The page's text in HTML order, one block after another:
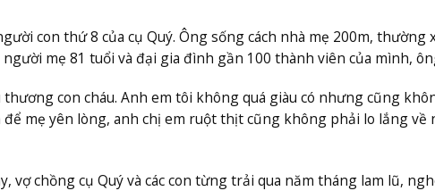
con thứ 8 của cụ Quý. Ông sống cách nhà mẹ 200m, thường
mẹ 81 tuổi và đại gia đình gần 100 thành viên của mình,
con cháu. Anh em tôi không quá giàu có nhưng cũng
mẹ yên lòng, anh chị em ruột thịt cũng không phải lo lắng về
vợ chồng cụ Quý và các con từng trải qua năm tháng lam lũ,